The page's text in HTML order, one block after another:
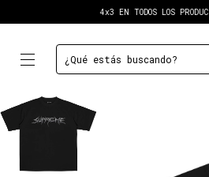
4x3 EN TODOS LOS PRODUCTOS + 40% OFF